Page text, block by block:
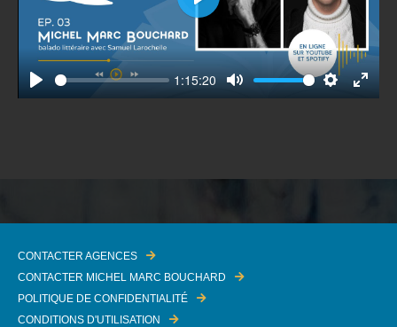
Play
1:15:20
Mute SettingsEnter
Play
CONTACTER AGENCES
CONTACTER MICHEL MARC BOUCHARD
POLITIQUE DE CONFIDENTIALITÉ
CONDITIONS D'UTILISATION